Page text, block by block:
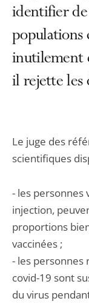
identifier de
populations
inutilement
il rejette les
Le juge des
scientifiques
- les personnes
injection,
proportions
vaccinées ;
- les personnes
covid-19 sont
du virus